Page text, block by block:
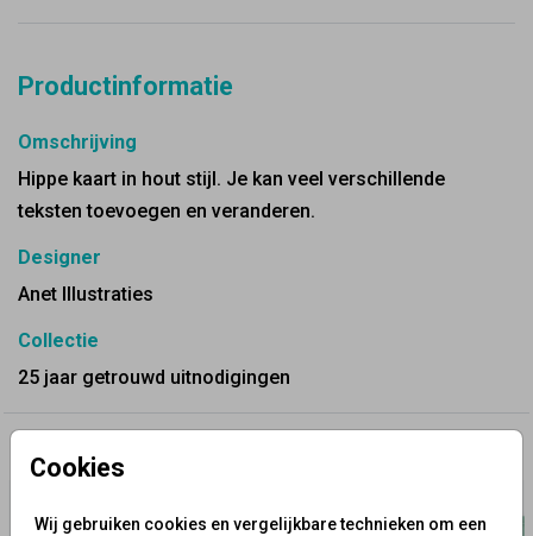
Cookies
Wij gebruiken cookies en vergelijkbare technieken om een
Productinformatie
Omschrijving
Hippe kaart in hout stijl. Je kan veel verschillende
teksten toevoegen en veranderen.
Designer
Anet Illustraties
Collectie
25 jaar getrouwd uitnodigingen
✨ Deze ontwerpen vind je misschien ook leuk